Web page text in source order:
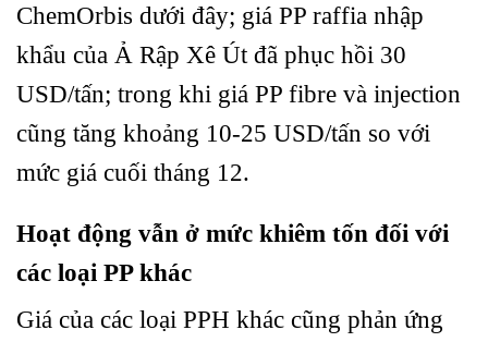
ChemOrbis dưới đây; giá PP raffia nhập
khẩu của Ả Rập Xê Út đã phục hồi 30
USD/tấn; trong khi giá PP fibre và injection
cũng tăng khoảng 10-25 USD/tấn so với
mức giá cuối tháng 12.
Hoạt động vẫn ở mức khiêm tốn đối với
các loại PP khác
Giá của các loại PPH khác cũng phản ứng